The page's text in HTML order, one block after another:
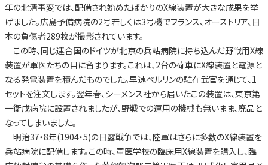
年の北清事変では、配備され始めたばかりのX線装置が大きな成果を挙
げました。広島予備病院の2号若しくは3号機でフランス、オーストリア、日
本の負傷者289枚が撮影されています。
この時、同じ連合国のドイツが北京の兵站病院に持ち込んだ野戦用X線
装置が軍医たちの目に留まります。これは、2台の荷車にX線装置と電源と
なる発電装置を積んだものでした。早速ベルリンの駐在武官を通じて、1
セットを注文します。翌年春、シーメンス社から届いたこの装置は、東京第
一衛戌病院に設置されましたが、野戦での運用の機械も無いまま、廃品と
なってしまいました。
明治37・8年(1904・5)の日露戦争では、陸軍はさらに多数のX線装置を
兵站病院に配備します。この時、軍医学校の臨床用X線装置を購入し、臨